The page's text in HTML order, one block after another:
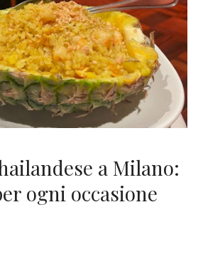
a Milano:
ogni occasione